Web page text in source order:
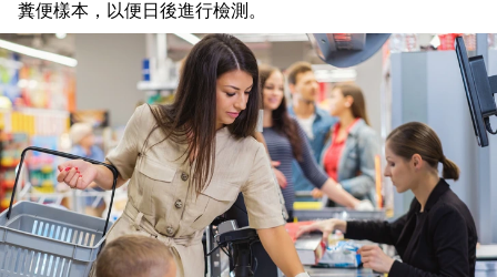
糞便樣本，以便日後進行檢測。